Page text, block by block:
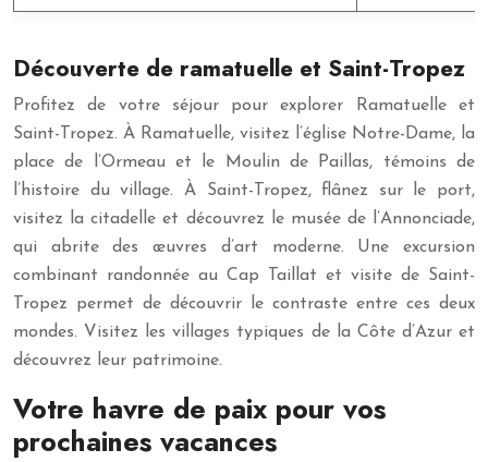
Découverte de ramatuelle et Saint-Tropez
Profitez de votre séjour pour explorer Ramatuelle et
Saint-Tropez. À Ramatuelle, visitez l’église Notre-Dame, la
place de l’Ormeau et le Moulin de Paillas, témoins de
l’histoire du village. À Saint-Tropez, flânez sur le port,
visitez la citadelle et découvrez le musée de l’Annonciade,
qui abrite des œuvres d’art moderne. Une excursion
combinant randonnée au Cap Taillat et visite de Saint-
Tropez permet de découvrir le contraste entre ces deux
mondes. Visitez les villages typiques de la Côte d’Azur et
découvrez leur patrimoine.
Votre havre de paix pour vos
prochaines vacances